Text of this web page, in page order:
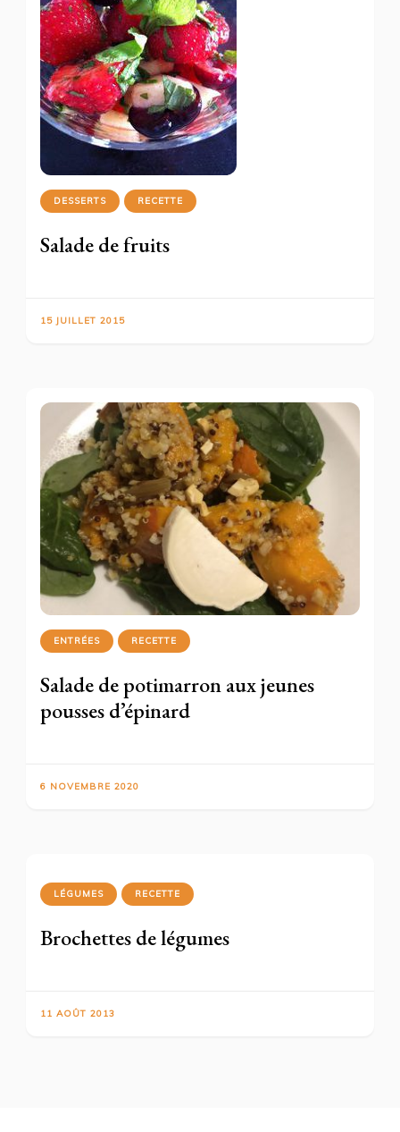
DESSERTS RECETTE
Salade de fruits
15 JUILLET 2015
ENTRÉES RECETTE
Salade de potimarron aux jeunes
pousses d’épinard
6 NOVEMBRE 2020
LÉGUMES RECETTE
Brochettes de légumes
11 AOÛT 2013